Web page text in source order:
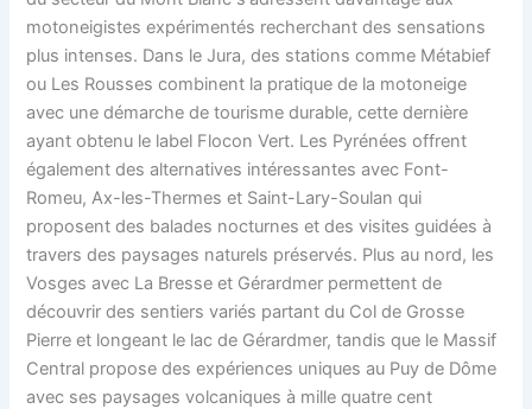
motoneigistes expérimentés recherchant des sensations
plus intenses. Dans le Jura, des stations comme Métabief
ou Les Rousses combinent la pratique de la motoneige
avec une démarche de tourisme durable, cette dernière
ayant obtenu le label Flocon Vert. Les Pyrénées offrent
également des alternatives intéressantes avec Font-
Romeu, Ax-les-Thermes et Saint-Lary-Soulan qui
proposent des balades nocturnes et des visites guidées à
travers des paysages naturels préservés. Plus au nord, les
Vosges avec La Bresse et Gérardmer permettent de
découvrir des sentiers variés partant du Col de Grosse
Pierre et longeant le lac de Gérardmer, tandis que le Massif
Central propose des expériences uniques au Puy de Dôme
avec ses paysages volcaniques à mille quatre cent